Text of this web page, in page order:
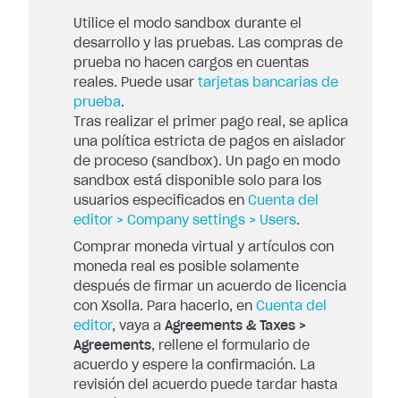
Utilice el modo sandbox durante el
desarrollo y las pruebas. Las compras de
prueba no hacen cargos en cuentas
reales. Puede usar tarjetas bancarias de
prueba.
Tras realizar el primer pago real, se aplica
una política estricta de pagos en aislador
de proceso (sandbox). Un pago en modo
sandbox está disponible solo para los
usuarios especificados en Cuenta del
editor > Company settings > Users.
Comprar moneda virtual y artículos con
moneda real es posible solamente
después de firmar un acuerdo de licencia
con Xsolla. Para hacerlo, en Cuenta del
editor, vaya a Agreements & Taxes >
Agreements, rellene el formulario de
acuerdo y espere la confirmación. La
revisión del acuerdo puede tardar hasta